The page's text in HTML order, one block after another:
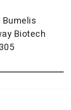
Biotech